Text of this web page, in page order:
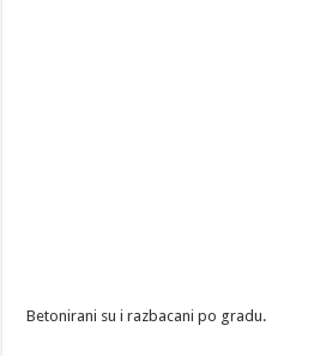
Betonirani su i razbacani po gradu.